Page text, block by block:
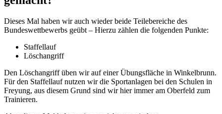
Dieses Mal haben wir auch wieder beide Teilebereiche des
Bundeswettbewerbs geübt – Hierzu zählen die folgenden Punkte:
Staffellauf
Löschangriff
Den Löschangriff üben wir auf einer Übungsfläche in Winkelbrunn.
Für den Staffellauf nutzen wir die Sportanlagen bei den Schulen in
Freyung, aus diesem Grund sind wir hier immer am Oberfeld zum
Trainieren.